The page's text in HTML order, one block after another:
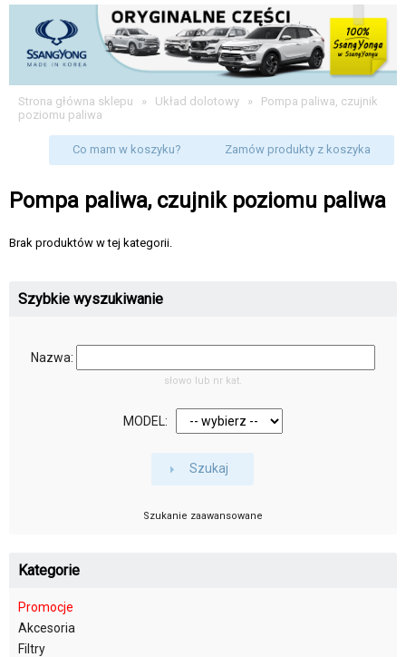
Strona główna sklepu » Układ dolotowy » Pompa paliwa, czujnik
poziomu paliwa
Co mam w koszyku? Zamów produkty z koszyka
Pompa paliwa, czujnik poziomu paliwa
Brak produktów w tej kategorii.
Szybkie wyszukiwanie
Nazwa:
słowo lub nr kat.
MODEL:
Szukaj
Szukanie zaawansowane
Kategorie
Promocje
Akcesoria
Filtry